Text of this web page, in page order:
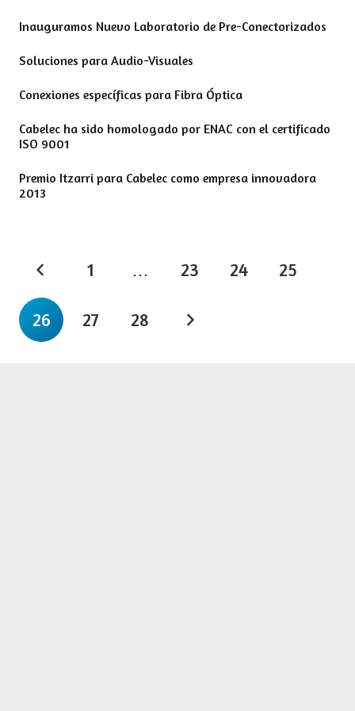
Inauguramos Nuevo Laboratorio de Pre-Conectorizados
Soluciones para Audio-Visuales
Conexiones específicas para Fibra Óptica
Cabelec ha sido homologado por ENAC con el certificado
ISO 9001
Premio Itzarri para Cabelec como empresa innovadora
2013
1 … 23 24 25
26 27 28